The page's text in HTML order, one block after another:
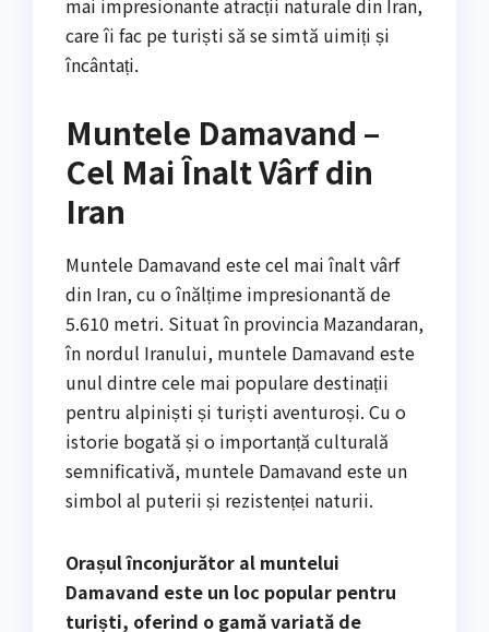
mai impresionante atracții naturale din Iran,
care îi fac pe turiști să se simtă uimiți și
încântați.
Muntele Damavand –
Cel Mai Înalt Vârf din
Iran
Muntele Damavand este cel mai înalt vârf
din Iran, cu o înălțime impresionantă de
5.610 metri. Situat în provincia Mazandaran,
în nordul Iranului, muntele Damavand este
unul dintre cele mai populare destinații
pentru alpiniști și turiști aventuroși. Cu o
istorie bogată și o importanță culturală
semnificativă, muntele Damavand este un
simbol al puterii și rezistenței naturii.
Orașul înconjurător al muntelui
Damavand este un loc popular pentru
turiști, oferind o gamă variată de